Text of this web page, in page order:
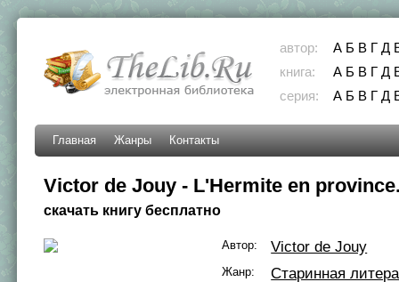
автор: А Б В Г Д
книга:
А Б В Г Д
серия:
А Б В Г Д
Главная Жанры Контакты
Victor de Jouy - L'Hermite en
скачать книгу бесплатно
Автор: Victor de Jouy
Жанр: Старинная